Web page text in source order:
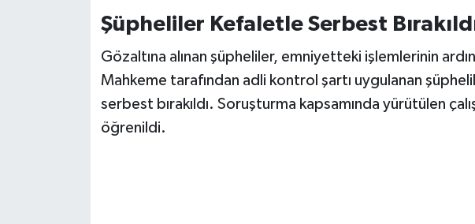
Şüpheliler Kefaletle Serbest
Gözaltına alınan şüpheliler, emniyetteki işlemlerinin
Mahkeme tarafından adli kontrol şartı uygulanan
serbest bırakıldı. Soruşturma kapsamında yürütülen
öğrenildi.